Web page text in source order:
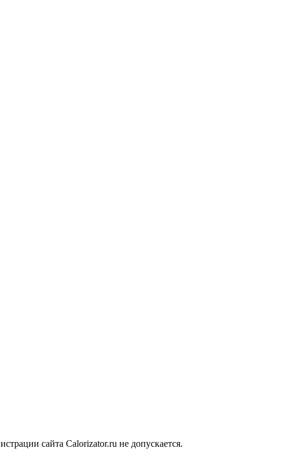
сайта Calorizator.ru не допускается.